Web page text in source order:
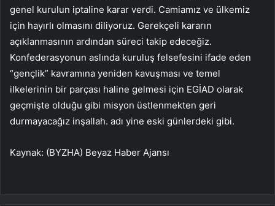
genel kurulun iptaline karar verdi. Camiamız ve ülkemiz
için hayırlı olmasını diliyoruz. Gerekçeli kararın
açıklanmasının ardından süreci takip edeceğiz.
Konfederasyonun aslında kuruluş felsefesini ifade eden
“gençlik” kavramına yeniden kavuşması ve temel
ilkelerinin bir parçası haline gelmesi için EGİAD olarak
geçmişte olduğu gibi misyon üstlenmekten geri
durmayacağız inşallah. adı yine eski günlerdeki gibi.
Kaynak: (BYZHA) Beyaz Haber Ajansı